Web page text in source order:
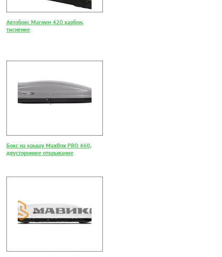
Автобокс Магнум 420 карбон,
тиснение
Бокс на крышу MaxBox PRO 460,
двустороннее открывание